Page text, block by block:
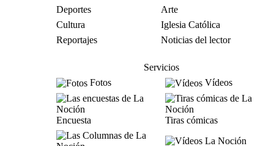
Deportes
Arte
Cultura
Iglesia Católica
Reportajes
Noticias del lector
Servicios
Fotos
Vídeos
Encuesta Tiras cómicas